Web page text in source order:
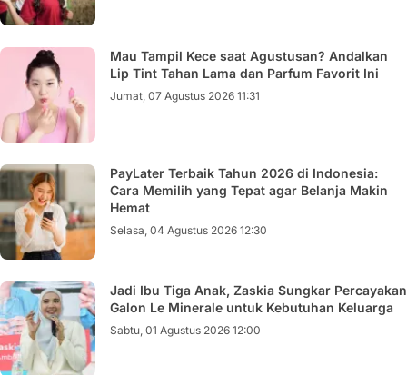
Mau Tampil Kece saat Agustusan? Andalkan
Lip Tint Tahan Lama dan Parfum Favorit Ini
Jumat, 07 Agustus 2026 11:31
PayLater Terbaik Tahun 2026 di Indonesia:
Cara Memilih yang Tepat agar Belanja Makin
Hemat
Selasa, 04 Agustus 2026 12:30
Jadi Ibu Tiga Anak, Zaskia Sungkar Percayakan
Galon Le Minerale untuk Kebutuhan Keluarga
Sabtu, 01 Agustus 2026 12:00